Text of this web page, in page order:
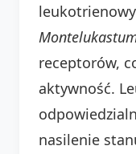
receptorów,
aktywność.
nasilenie